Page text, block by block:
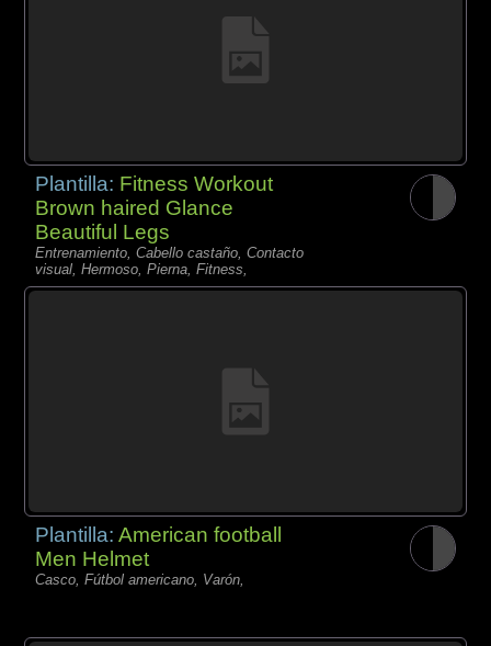
Plantilla: Fitness Workout
Brown haired Glance
Beautiful Legs
Entrenamiento, Cabello castaño, Contacto
visual, Hermoso, Pierna, Fitness,
Plantilla:American football
Men Helmet
Casco, Fútbol americano, Varón,